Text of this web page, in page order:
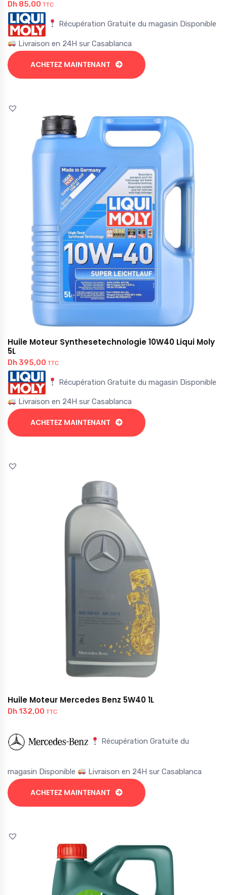
Dh 85,00 TTC
Récupération Gratuite du magasin Disponible
Livraison en 24H sur Casablanca
ACHETEZ MAINTENANT
Huile Moteur Synthesetechnologie 10W40 Liqui Moly
5L
Dh 395,00 TTC
Récupération Gratuite du magasin Disponible
Livraison en 24H sur Casablanca
ACHETEZ MAINTENANT
Huile Moteur Mercedes Benz 5W40 1L
Dh 132,00 TTC
Récupération Gratuite du
magasin Disponible Livraison en 24H sur Casablanca
ACHETEZ MAINTENANT